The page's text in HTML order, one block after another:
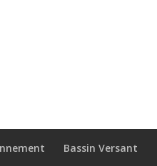
Bassin Versant